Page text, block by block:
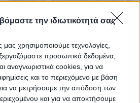
την ιδιωτικότητά σας
μας χρησιμοποιούμε τεχνολογίες,
προσωπικά δεδομένα,
αναγνωριστικά cookies, για να
και το περιεχόμενο με βάση
να μετρήσουμε την απόδοση των
και για να αποκτήσουμε
1.275 τ.μ. με πατάρι